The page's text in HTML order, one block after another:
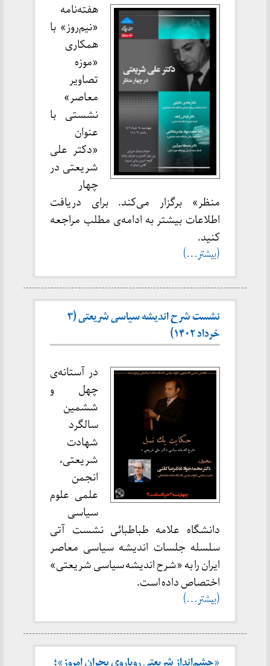
هفته‌نامه
«نیم‌روز» با
همکاری
«موزه
تصاویر
معاصر»
نشستی با
عنوان
«دکتر علی
شریعتی در
چهار
منظر» برگزار می‌کند. برای دریافت
اطلاعات بیشتر به ادامه‌ی مطلب مراجعه
کنید.
(بیشتر…)
نشست شرح اندیشه سیاسی شریعتی (۳
خرداد ۱۴۰۲)
در آستانه‌ی
چهل و
ششمین
سالگرد
شهادت
شریعتی،
انجمن
علمی علوم
سیاسی
دانشگاه علامه طباطبائی نشست آتی
سلسله جلسات اندیشه سیاسی معاصر
ایران را به «شرح اندیشه سیاسی شریعتی»
اختصاص داده است.
(بیشتر…)